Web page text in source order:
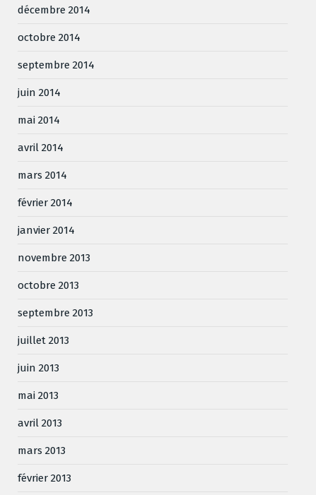
décembre 2014
octobre 2014
septembre 2014
juin 2014
mai 2014
avril 2014
mars 2014
février 2014
janvier 2014
novembre 2013
octobre 2013
septembre 2013
juillet 2013
juin 2013
mai 2013
avril 2013
mars 2013
février 2013